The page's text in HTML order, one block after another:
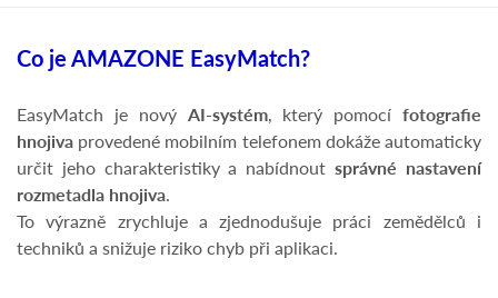
Co je AMAZONE EasyMatch?
EasyMatch je nový AI-systém, který pomocí fotografie
hnojiva provedené mobilním telefonem dokáže automaticky
určit jeho charakteristiky a nabídnoutsprávné nastavení
rozmetadla hnojiva.
To výrazně zrychluje a zjednodušuje práci zemědělců i
techniků a snižuje riziko chyb při aplikaci.